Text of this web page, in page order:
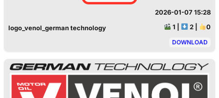
logo_venol_german technology
2026-01-07 15:28
1
2 0
DOWNLOAD